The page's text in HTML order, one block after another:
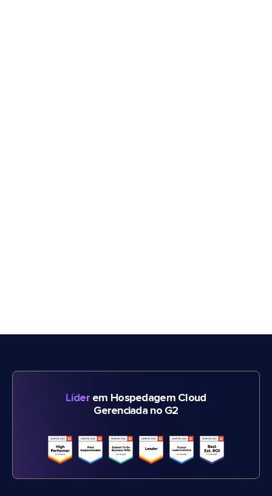
Líderem Hospedagem Cloud
Gerenciada no G2